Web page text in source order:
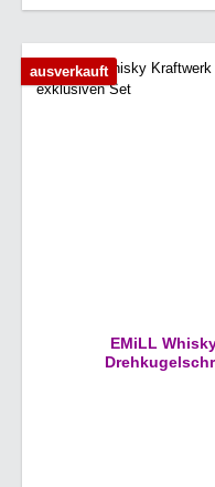
ausverkauft
EMiLL